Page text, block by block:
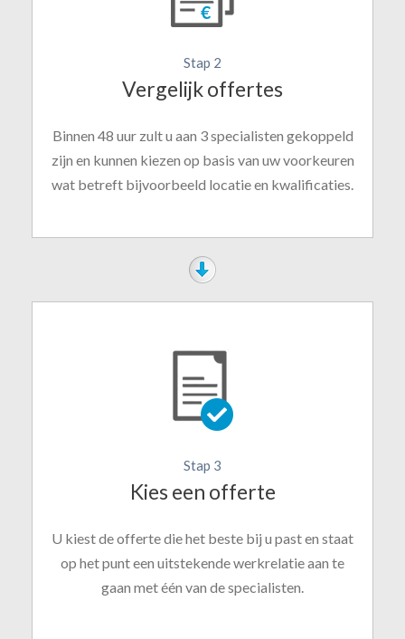
Stap 2
Vergelijk offertes
Binnen 48 uur zult u aan 3 specialisten gekoppeld
zijn en kunnen kiezen op basis van uw voorkeuren
wat betreft bijvoorbeeld locatie en kwalificaties.
Stap 3
Kies een offerte
U kiest de offerte die het beste bij u past en staat
op het punt een uitstekende werkrelatie aan te
gaan met één van de specialisten.